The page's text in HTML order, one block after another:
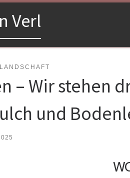
Verl
– Wir stehen
und